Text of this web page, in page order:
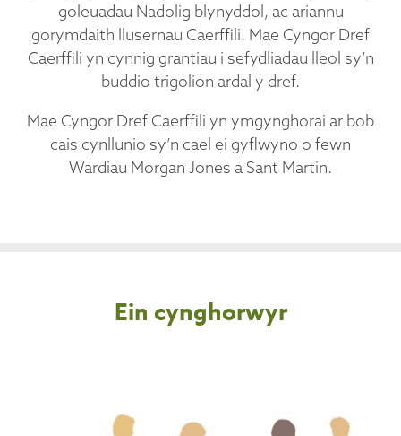
goleuadau Nadolig blynyddol, ac ariannu
gorymdaith llusernau Caerffili. Mae Cyngor Dref
Caerffili yn cynnig grantiau i sefydliadau lleol sy’n
buddio trigolion ardal y dref.
Mae Cyngor Dref Caerffili yn ymgynghorai ar bob
cais cynllunio sy’n cael ei gyflwyno o fewn
Wardiau Morgan Jones a Sant Martin.
Ein cynghorwyr